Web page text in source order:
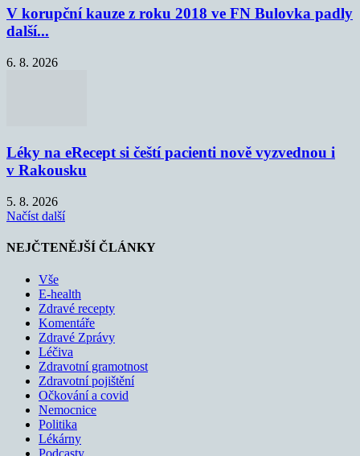
V korupční kauze z roku 2018 ve FN Bulovka padly
další...
6. 8. 2026
Léky na eRecept si čeští pacienti nově vyzvednou i
v Rakousku
5. 8. 2026
Načíst další
NEJČTENĚJŠÍ ČLÁNKY
Vše
E-health
Zdravé recepty
Komentáře
Zdravé Zprávy
Léčiva
Zdravotní gramotnost
Zdravotní pojištění
Očkování a covid
Nemocnice
Politika
Lékárny
Podcasty